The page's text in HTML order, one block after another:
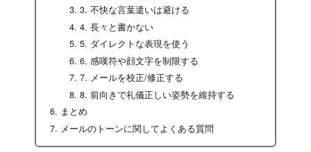
3. 不快な言葉遣いは避ける
4. 長々と書かない
5. ダイレクトな表現を使う
6. 感嘆符や顔文字を制限する
7. メールを校正/修正する
8. 前向きで礼儀正しい姿勢を維持する
まとめ
メールのトーンに関してよくある質問